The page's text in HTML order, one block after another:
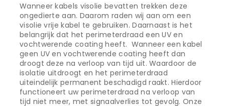
Wanneer kabels visolie bevatten trekken deze
ongedierte aan. Daarom raden wij aan om een
visolie vrije kabel te gebruiken. Daarnaast is het
belangrijk dat het perimeterdraad een UV en
vochtwerende coating heeft. Wanneer een kabel
geen UV en vochtwerende coating heeft dan
droogt deze na verloop van tijd uit. Waardoor de
isolatie uitdroogt en het perimeterdraad
uiteindelijk permanent beschadigd raakt. Hierdoor
functioneert uw perimeterdraad na verloop van
tijd niet meer, met signaalverlies tot gevolg. Onze